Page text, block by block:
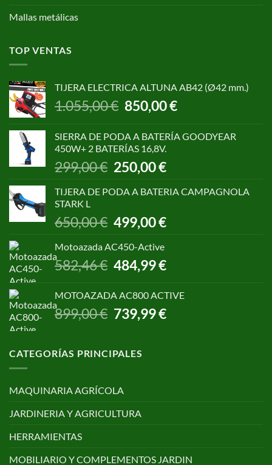
Mallas metálicas
TOP VENTAS
TIJERA ELECTRICA ALTUNA AB42 (Ø42 mm.)
1.055,00€ El
precio
era:
1.055,00 €.
850,00€El
es:
SIERRA DE PODA A BATERÍA GOODYEAR
450W+ 2 BATERÍAS 16,8V.
299,00€ El
precio
original
299,00 €.
250,00€El
actual
250,00 €.
TIJERA DE PODA A BATERIA CAMPAGNOLA
STARK L
650,00€
El
precio
original
650,00 €.
499,00€El
499,00 €.
Motoazada AC450-Active
582,46€
El
precio
era:
582,46 €.
484,99€El
es:
484,99 €.
MOTOAZADA AC800 ACTIVE
899,00€ El
precio
era:
739,99€El
CATEGORÍAS PRINCIPALES
MAQUINARIA AGRÍCOLA
JARDINERIA Y AGRICULTURA
HERRAMIENTAS
MOBILIARIO Y COMPLEMENTOS JARDIN